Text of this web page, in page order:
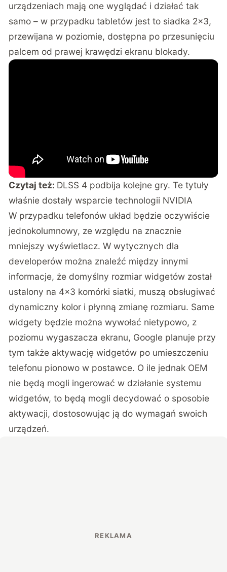
urządzeniach mają one wyglądać i działać tak
samo – w przypadku tabletów jest to siadka 2×3,
przewijana w poziomie, dostępna po przesunięciu
palcem od prawej krawędzi ekranu blokady.
Czytaj też: DLSS 4 podbija kolejne gry. Te tytuły
właśnie dostały wsparcie technologii NVIDIA
W przypadku telefonów układ będzie oczywiście
jednokolumnowy, ze względu na znacznie
mniejszy wyświetlacz. W wytycznych dla
developerów można znaleźć między innymi
informacje, że domyślny rozmiar widgetów został
ustalony na 4×3 komórki siatki, muszą obsługiwać
dynamiczny kolor i płynną zmianę rozmiaru. Same
widgety będzie można wywołać nietypowo, z
poziomu wygaszacza ekranu, Google planuje przy
tym także aktywację widgetów po umieszczeniu
telefonu pionowo w postawce. O ile jednak OEM
nie będą mogli ingerować w działanie systemu
widgetów, to będą mogli decydować o sposobie
aktywacji, dostosowując ją do wymagań swoich
urządzeń.